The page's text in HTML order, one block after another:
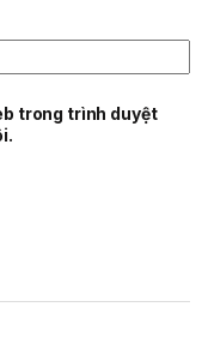
trong trình duyệt